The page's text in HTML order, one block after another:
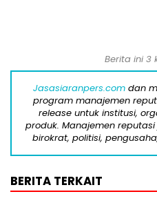
Berita ini 3
Jasasiaranpers.com dan
program manajemen
release untuk institusi,
produk. Manajemen
birokrat, politisi,
BERITA TERKAIT